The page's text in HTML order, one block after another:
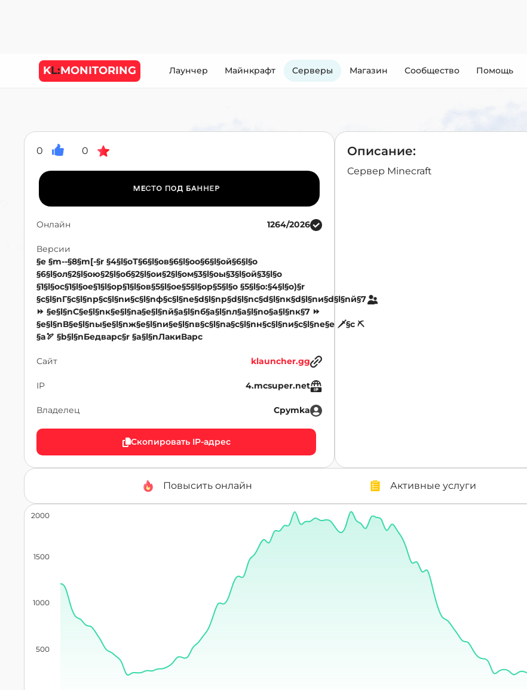
KL:MONITORING Лаунчер Майнкрафт Cерверы Магазин Сообщество Помощь
0 0
Онлайн 1264/2026
Версии
§e §m--§8§m[-§r §4§l§oТ§6§l§oв§6§l§oо§6§l§oй§6§l§o
§6§l§oл§2§l§oю§2§l§oб§2§l§oи§2§l§oм§3§l§oы§3§l§oй§3§l§o
§1§l§oс§1§l§oе§1§l§oр§1§l§oв§5§l§oе§5§l§oр§5§l§o §5§l§o:§4§l§o)§r
§c§l§nГ§c§l§nр§c§l§nи§c§l§nф§c§l§nе§d§l§nр§d§l§nс§d§l§nк§d§l§nи§d§l§nй§7
⏩ §e§l§nС§e§l§nк§e§l§nа§e§l§nй§a§l§nб§a§l§nл§a§l§nо§a§l§nк§7 ⏩
§e§l§nВ§e§l§nы§e§l§nж§e§l§nи§e§l§nв§c§l§nа§c§l§nн§c§l§nи§c§l§nе§e 🗡§c ⛏
§a🏹 §b§l§nБедварс§r §a§l§nЛакиВарс
Сайт klauncher.gg
IP 4.mcsuper.net
Владелец Cpymka
Скопировать IP-адрес
Описание:
Сервер Minecraft
Повысить онлайн Активные услуги
500
1000
1500
2000